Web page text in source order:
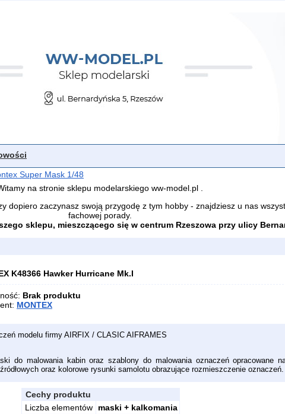
Super Mask 1/48
na stronie sklepu modelarskiego ww-model.pl .
dopiero zaczynasz swoją przygodę z tym hobby - znajdziesz u nas
fachowej porady.
sklepu, mieszczącego się w centrum Rzeszowa przy ulicy
K48366 Hawker Hurricane Mk.I
Brak produktu
MONTEX
modelu firmy AIRFIX / CLASIC AIFRAMES
do malowania kabin oraz szablony do malowania oznaczeń opracowane
oraz kolorowe rysunki samolotu obrazujące rozmieszczenie oznaczeń.
Cechy produktu
Liczba elementów
maski + kalkomania